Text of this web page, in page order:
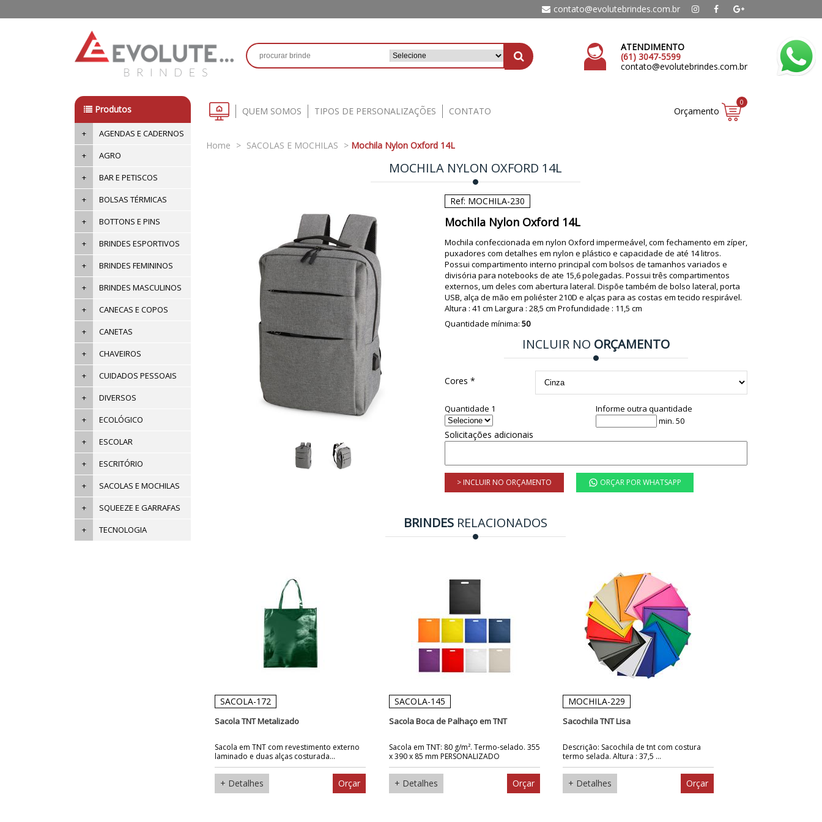
contato@evolutebrindes.com.br
ATENDIMENTO
(61) 3047-5599
contato@evolutebrindes.com.br
Produtos QUEM SOMOS TIPOS DE PERSONALIZAÇÕES CONTATO Orçamento
0
+
AGENDAS E CADERNOS
+
AGRO
+
BAR E PETISCOS
+
BOLSAS TÉRMICAS
+
BOTTONS E PINS
+
BRINDES ESPORTIVOS
+
BRINDES FEMININOS
+
BRINDES MASCULINOS
+
CANECAS E COPOS
+
CANETAS
+
CHAVEIROS
+
CUIDADOS PESSOAIS
+
DIVERSOS
+
ECOLÓGICO
+
ESCOLAR
+
ESCRITÓRIO
+
SACOLAS E MOCHILAS
+
SQUEEZE E GARRAFAS
+
TECNOLOGIA
Home > SACOLAS E MOCHILAS > Mochila Nylon Oxford 14L
MOCHILA NYLON OXFORD 14L
Ref: MOCHILA-230
Mochila Nylon Oxford 14L
Mochila confeccionada em nylon Oxford impermeável, com fechamento em zíper,
puxadores com detalhes em nylon e plástico e capacidade de até 14 litros.
Possui compartimento interno principal com bolsos de tamanhos variados e
divisória para notebooks de ate 15,6 polegadas. Possui três compartimentos
externos, um deles com abertura lateral. Dispõe também de bolso lateral, porta
USB, alça de mão em poliéster 210D e alças para as costas em tecido respirável.
Altura : 41 cm Largura : 28,5 cm Profundidade : 11,5 cm
Quantidade mínima: 50
INCLUIR NO ORÇAMENTO
Cores *
Quantidade 1
Informe outra quantidade
min. 50
Solicitações adicionais
> INCLUIR NO ORÇAMENTO ORÇAR POR WHATSAPP
BRINDESRELACIONADOS
SACOLA-172
Sacola TNT Metalizado
Sacola em TNT com revestimento externo
laminado e duas alças costurada...
+ Detalhes Orçar
SACOLA-145
Sacola Boca de Palhaço em TNT
Sacola em TNT: 80 g/m². Termo-selado. 355
x 390 x 85 mm PERSONALIZADO
+ Detalhes Orçar
MOCHILA-229
Sacochila TNT Lisa
Descrição: Sacochila de tnt com costura
termo selada. Altura : 37,5 ...
+ Detalhes Orçar